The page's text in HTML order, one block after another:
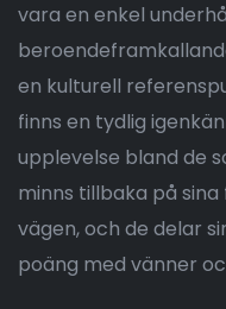
vara en enkel
en kulturell
finns en tydlig
upplevelse bland de
minns tillbaka på
vägen, och de delar
poäng med vänner